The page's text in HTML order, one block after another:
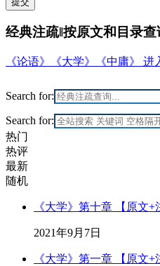
经典注疏‖按原文和目录查
《论语》《大学》《中庸》
Search for:
Search for:
热门
热评
最新
随机
《大学》第十章 【原文+
2021年9月7日
《大学》第一章 【原文+